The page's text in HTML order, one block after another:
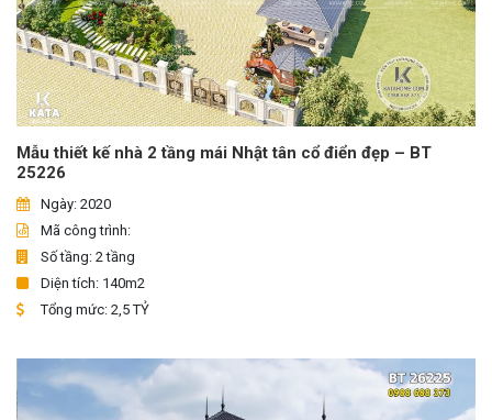
Mẫu thiết kế nhà 2 tầng mái Nhật tân cổ điển đẹp – BT
25226
Ngày: 2020
Mã công trình:
Số tầng: 2 tầng
Diện tích: 140m2
Tổng mức: 2,5 TỶ